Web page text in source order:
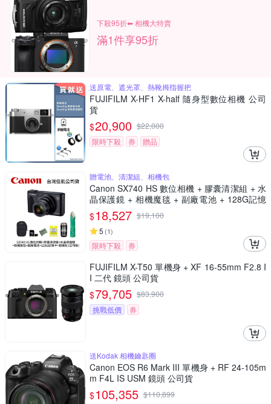
下殺95折⬅︎ 相機大特賣
滿1件享95折
送原電、遮光罩、熱靴拇指握把
FUJIFILM X-HF1 X-half 隨身型數位相機 公司
貨
$20,900 $22,000
限時下殺
券 贈品
贈電池、清潔組、相機包
Canon SX740 HS 數位相機 + 膠囊清潔組 + 水
晶保護鏡 + 相機魔毯 + 副廠電池 + 128G記憶
卡 + 相機包 (公司貨)
$18,527 $19,100
5 (1)
限時下殺 券
FUJIFILM X-T50 單機身 + XF 16-55mm F2.8 I
I 二代 鏡頭 公司貨
$79,705 $83,900
挑戰低價
券
送Kodak 相機鑰匙圈
Canon EOS R6 Mark III 單機身 + RF 24-105m
m F4L IS USM 鏡頭 公司貨
$105,355 $110,899